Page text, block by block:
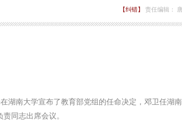
【纠错】 责任编辑：
湖南大学宣布了教育部党组的任命决定，邓卫任湖
同志出席会议。